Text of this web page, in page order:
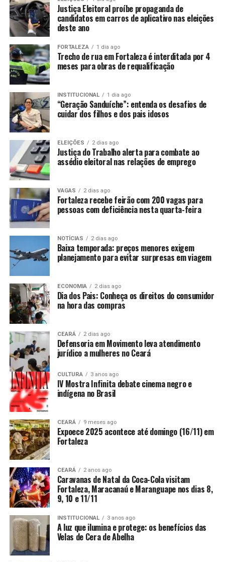
Justiça Eleitoral proíbe propaganda de
candidatos em carros de aplicativo nas eleições
deste ano
FORTALEZA 1 dia ago
Trecho de rua em Fortaleza é interditada por 4
meses para obras de requalificação
INSTITUCIONAL 1 dia ago
“Geração Sanduíche”: entenda os desafios de
cuidar dos filhos e dos pais idosos
ELEIÇÕES 2 dias ago
Justiça do Trabalho alerta para combate ao
assédio eleitoral nas relações de emprego
VAGAS 2 dias ago
Fortaleza recebe feirão com 200 vagas para
pessoas com deficiência nesta quarta-feira
NOTÍCIAS 2 dias ago
Baixa temporada: preços menores exigem
planejamento para evitar surpresas em viagem
ECONOMIA 2 dias ago
Dia dos Pais: Conheça os direitos do consumidor
na hora das compras
CEARÁ 2 dias ago
Defensoria em Movimento leva atendimento
jurídico a mulheres no Ceará
CULTURA 3 anos ago
IV Mostra Infinita debate cinema negro e
indígena no Brasil
CEARÁ 9 meses ago
Expoece 2025 acontece até domingo (16/11) em
Fortaleza
CEARÁ 2 anos ago
Caravanas de Natal da Coca-Cola visitam
Fortaleza, Maracanaú e Maranguape nos dias 8,
9, 10 e 11/11
INSTITUCIONAL 3 anos ago
A luz que ilumina e protege: os benefícios das
Velas de Cera de Abelha